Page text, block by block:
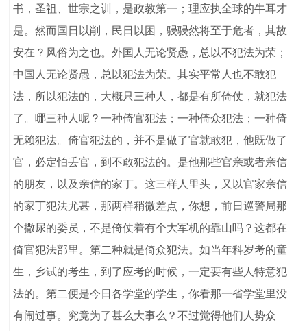
书，圣祖、世宗之训，是政教第一；理应执全球的牛耳才
是。然而国日以削，民日以困，骎骎然将至于危者，其故
安在？风俗为之也。外国人无论贤愚，总以不犯法为荣；
中国人无论贤愚，总以犯法为荣。其实平常人也不敢犯
法，所以犯法的，大概只三种人，都是有所倚仗，就犯法
了。哪三种人呢？一种倚官犯法；一种倚众犯法；一种倚
无赖犯法。倚官犯法的，并不是做了官就敢犯，他既做了
官，必定怕丢官，到不敢犯法的。是他那些官亲或者亲信
的朋友，以及亲信的家丁。这三样人里头，又以官家亲信
的家丁犯法尤甚，那两样稍微差点，你想，前日巡警局那
个撒尿的委员，不是倚仗着有个大军机的靠山吗？这都在
倚官犯法部里。第二种就是倚众犯法。如当年科岁考的童
生，乡试的考生，到了应考的时候，一定要有些人特意犯
法的。第二便是今日各学堂的学生，你看那一省学堂里没
有闹过事。究竟为了甚么大事么？不过觉得他们人势众